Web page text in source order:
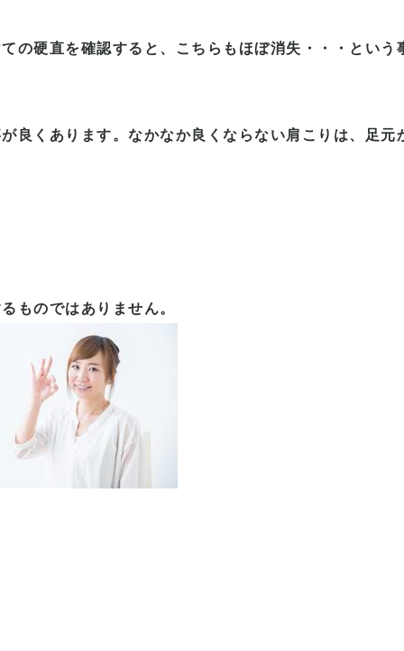
の硬直を確認すると、こちらもほぼ消失・・・という
良くあります。なかなか良くならない肩こりは、足元
ものではありません。